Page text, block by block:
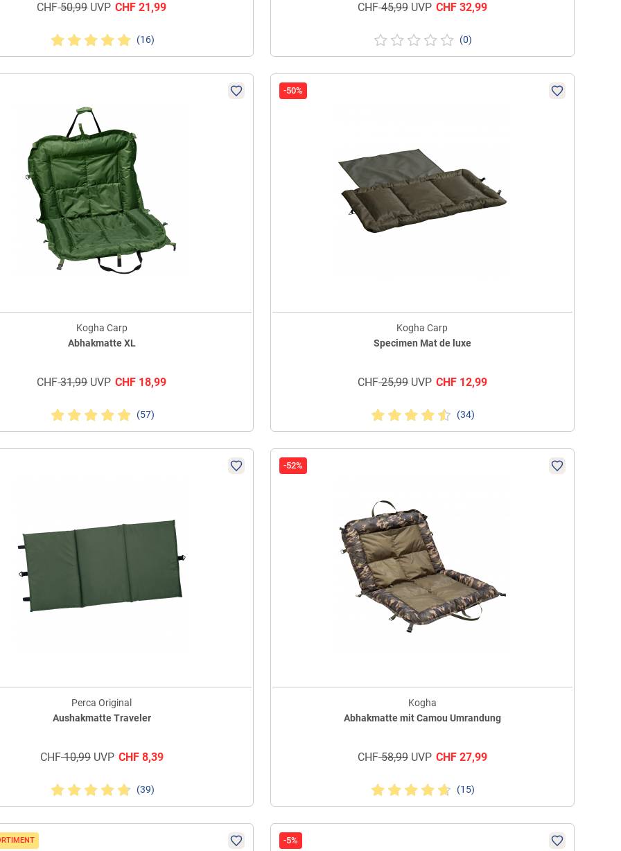
CHF50,99UVP CHF 21,99
(16)
CHF45,99UVP CHF32,99
(0)
Kogha Carp
Abhakmatte XL
CHF31,99UVP CHF 18,99
(57)
-50%
Kogha Carp
Specimen Mat de luxe
CHF25,99UVP CHF12,99
(34)
Perca Original
Aushakmatte Traveler
CHF10,99UVP CHF8,39
(39)
-52%
Kogha
Abhakmatte mit Camou Umrandung
CHF58,99UVP CHF27,99
(15)
-5%